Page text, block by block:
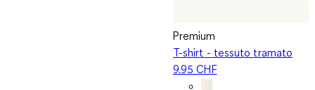
Premium
T-shirt - tessuto tramato
9.95 CHF